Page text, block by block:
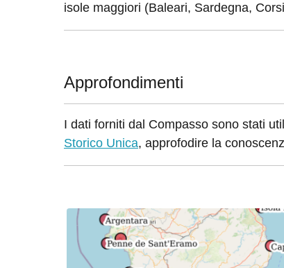
isole maggiori (Baleari, Sardegna,
Approfondimenti
I dati forniti dal Compasso sono stati
Storico Unica, approfodire la